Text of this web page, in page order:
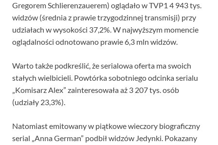
Gregorem Schlierenzauerem) oglądało w TVP1 4 943 tys.
widzów (średnia z prawie trzygodzinnej transmisji) przy
udziałach w wysokości 37,2%. W najwyższym momencie
oglądalności odnotowano prawie 6,3 mln widzów.
Warto także podkreślić, że serialowa oferta ma swoich
stałych wielbicieli. Powtórka sobotniego odcinka serialu
„Komisarz Alex” zainteresowała aż 3 207 tys. osób
(udziały 23,3%).
Natomiast emitowany w piątkowe wieczory biograficzny
serial „Anna German” podbił widzów Jedynki. Pokazany